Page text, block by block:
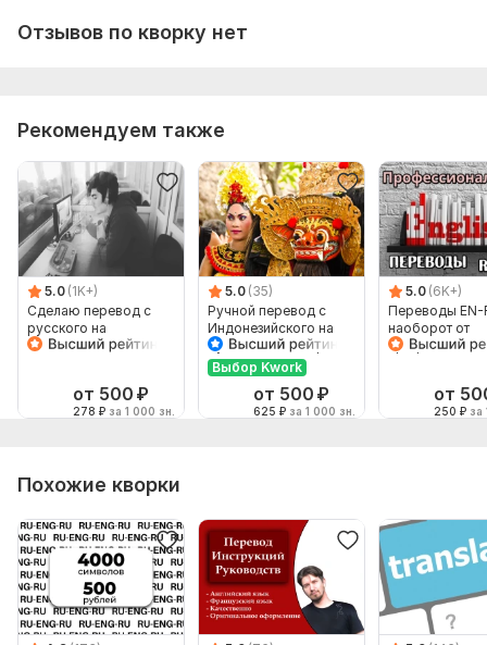
Отзывов по кворку нет
Рекомендуем также
5.0 (1K+)
Сделаю перевод с
русского на
английский и
от 500 ₽
278 ₽ за 1 000 зн.
5.0 (35)
Ручной перевод с
Индонезийского на
Русский и наоборот
Выбор Kwork
от 500 ₽
625 ₽ за 1 000 зн.
5.0 (6K+)
Переводы EN-
наоборот от
от
250 ₽ за
Похожие кворки